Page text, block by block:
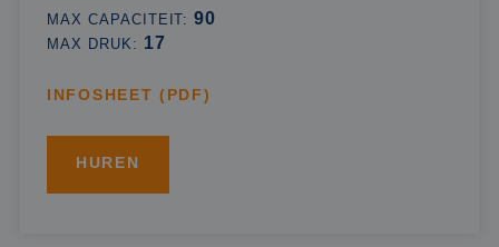
MAX CAPACITEIT:90
MAX DRUK: 17
INFOSHEET (PDF)
HUREN